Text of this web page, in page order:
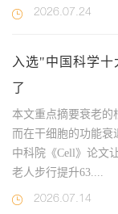
2026.07.24
入选"中国科学
了
本文重点摘要衰老的
而在干细胞的功能衰
中科院《Cell》论文
老人步行提升63....
2026.07.14